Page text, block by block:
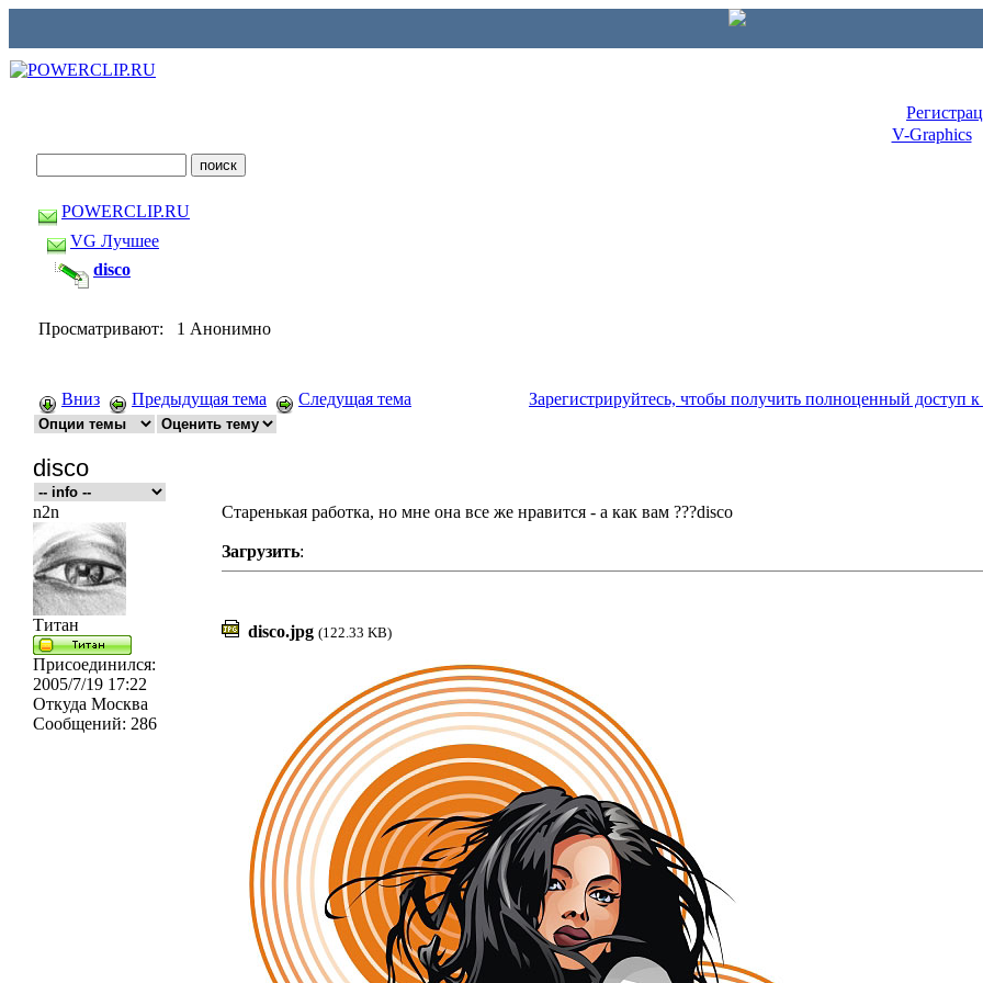
V-Graphics
POWERCLIP.RU
VG Лучшее
disco
Просматривают: 1 Анонимно
Вниз Предыдущая тема Следущая тема Зарегистрируйтесь, чтобы получить полноценный доступ
disco
n2n
Титан
Присоединился:
2005/7/19 17:22
Откуда Москва
Сообщений: 286
Старенькая работка, но мне она все же нравится - а как вам ???disco
Загрузить:
disco.jpg (122.33 KB)